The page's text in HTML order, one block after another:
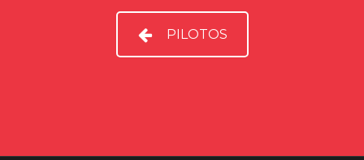
PILOTOS